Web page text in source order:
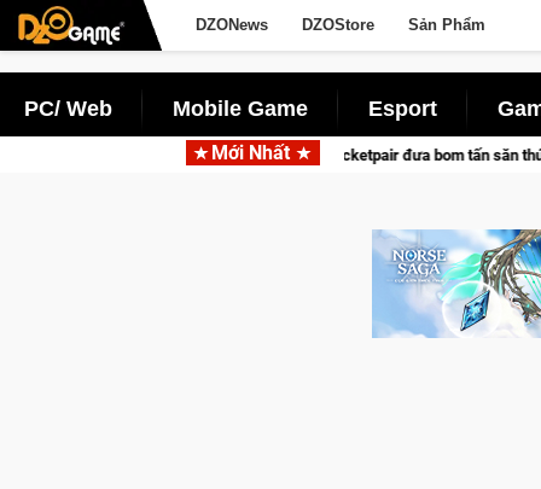
DZONews DZOStore Sản Phẩm
PC/ Web Mobile Game Esport
Mới Nhất
hợp tác cùng Pocketpair đưa bom tấn săn thú sinh tồn lên di động với tên